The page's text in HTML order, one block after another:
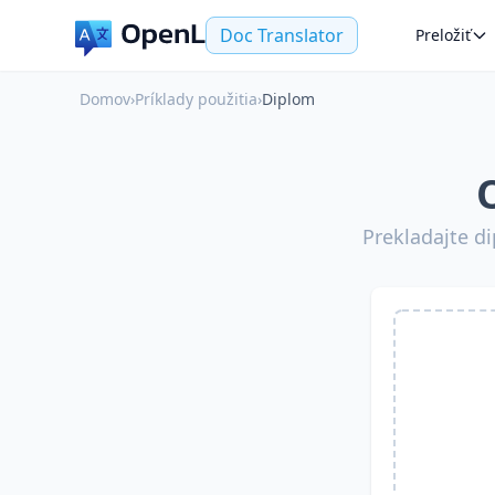
Doc Translator Preložiť
Domov›Príklady použitia›Diplom
Prekladajte